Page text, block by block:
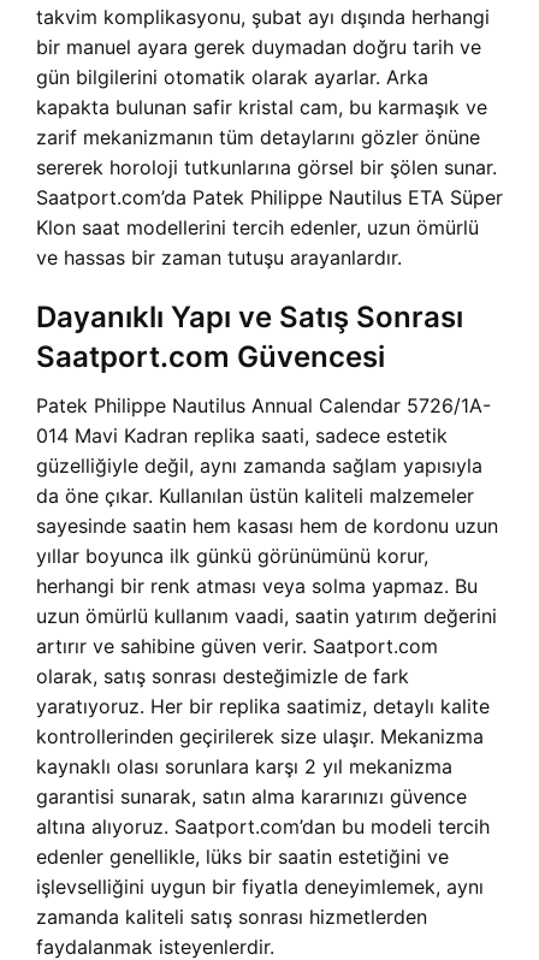
takvim komplikasyonu, şubat ayı dışında herhangi
bir manuel ayara gerek duymadan doğru tarih ve
gün bilgilerini otomatik olarak ayarlar. Arka
kapakta bulunan safir kristal cam, bu karmaşık ve
zarif mekanizmanın tüm detaylarını gözler önüne
sererek horoloji tutkunlarına görsel bir şölen sunar.
Saatport.com’da Patek Philippe Nautilus ETA Süper
Klon saat modellerini tercih edenler, uzun ömürlü
ve hassas bir zaman tutuşu arayanlardır.
Dayanıklı Yapı ve Satış Sonrası
Saatport.com Güvencesi
Patek Philippe Nautilus Annual Calendar 5726/1A-
014 Mavi Kadran replika saati, sadece estetik
güzelliğiyle değil, aynı zamanda sağlam yapısıyla
da öne çıkar. Kullanılan üstün kaliteli malzemeler
sayesinde saatin hem kasası hem de kordonu uzun
yıllar boyunca ilk günkü görünümünü korur,
herhangi bir renk atması veya solma yapmaz. Bu
uzun ömürlü kullanım vaadi, saatin yatırım değerini
artırır ve sahibine güven verir. Saatport.com
olarak, satış sonrası desteğimizle de fark
yaratıyoruz. Her bir replika saatimiz, detaylı kalite
kontrollerinden geçirilerek size ulaşır. Mekanizma
kaynaklı olası sorunlara karşı 2 yıl mekanizma
garantisi sunarak, satın alma kararınızı güvence
altına alıyoruz. Saatport.com’dan bu modeli tercih
edenler genellikle, lüks bir saatin estetiğini ve
işlevselliğini uygun bir fiyatla deneyimlemek, aynı
zamanda kaliteli satış sonrası hizmetlerden
faydalanmak isteyenlerdir.